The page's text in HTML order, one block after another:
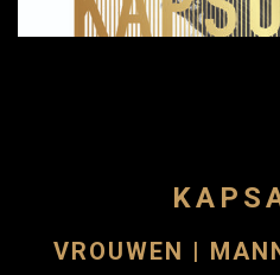
VROUWEN |